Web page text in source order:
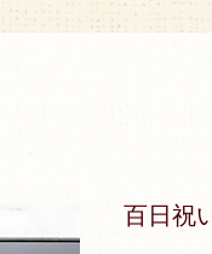
百日祝